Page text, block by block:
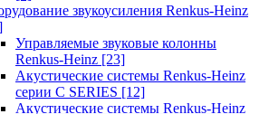
звукоусиления Renkus-Heinz
Управляемые звуковые колонны
Renkus-Heinz [23]
Акустические системы Renkus-Heinz
серии C SERIES [12]
Акустические системы Renkus-Heinz